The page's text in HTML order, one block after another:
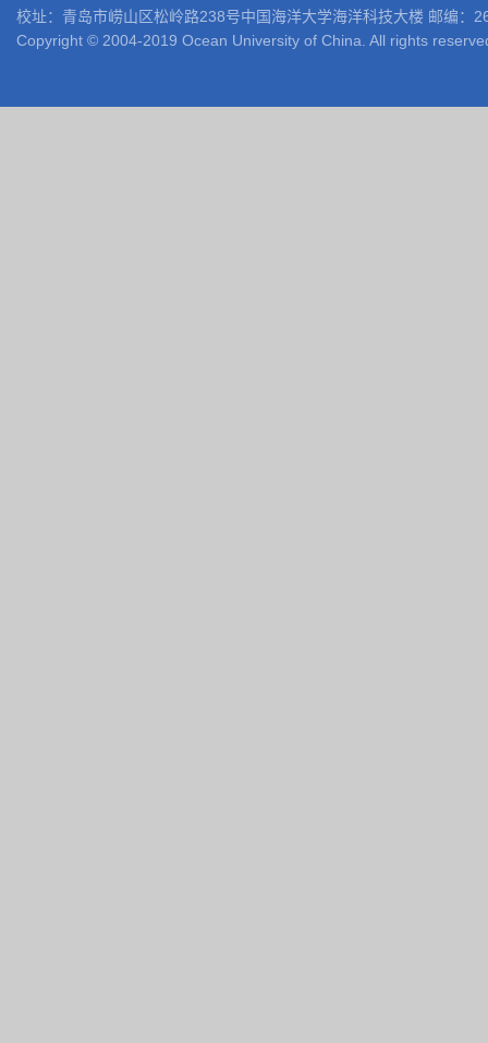
校址：青岛市崂山区松岭路238号中国海洋大学海洋科技大楼 邮编
Copyright © 2004-2019 Ocean University of China. All rights